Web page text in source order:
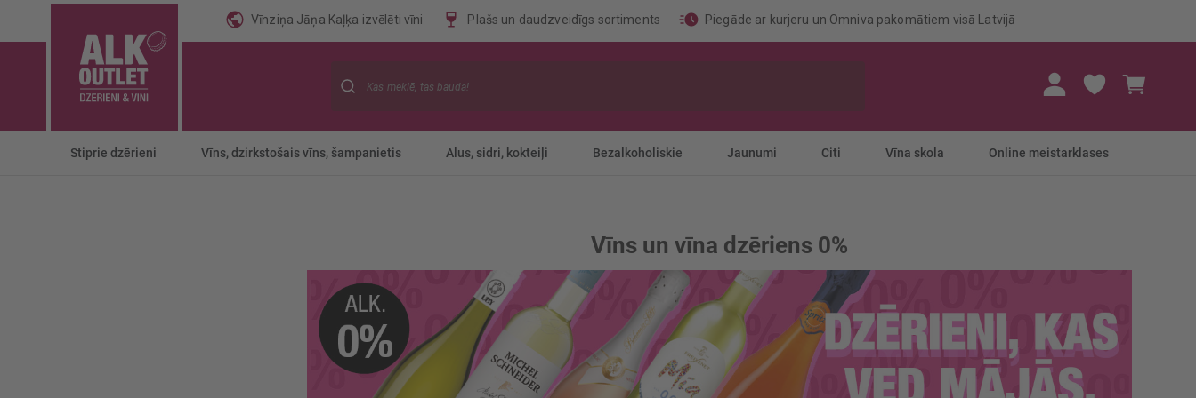
Vīnziņa Jāņa Kaļķa izvēlēti vīni Plašs un daudzveidīgs sortiments Piegāde ar kurjeru un Omniva pakomātiem visā Latvijā
Stiprie dzērieni Vīns, dzirkstošais vīns, šampanietis Alus, sidri, kokteiļi Bezalkoholiskie Jaunumi Citi Vīna skola Online meistarklases
Vīns un vīna dzēriens 0%